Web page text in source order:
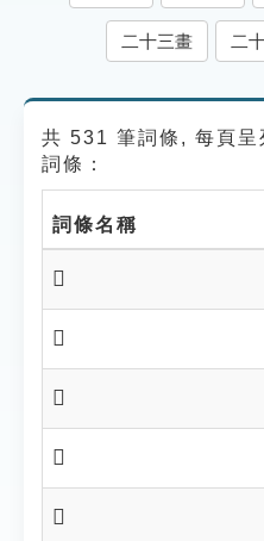
貓頭鷹博士
二十三畫 二
共 531 筆詞條, 每頁呈
詞條：
詞條名稱
𨗁
𨗂
𨗄
𨗋
𨗐